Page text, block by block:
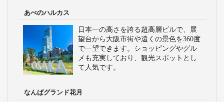
あべのハルカス
日本一の高さを誇る超高層ビルで、展
望台から大阪市街や遠くの景色を360度
で一望できます。ショッピングやグル
メも充実しており、観光スポットとし
て人気です。
なんばグランド花月